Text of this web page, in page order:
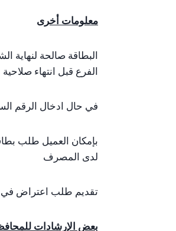
معلومات أخرى
البطاقة صالحة لنهاية
الفرع قبل انتهاء صلاحية
في حال ادخال الرقم السري بشكل خاطئ لـ 3 مرات متتالية يتم سحب
بإمكان العميل طلب
لدى المصرف
تقديم طلب اعتراض في
بعض الإرشادات